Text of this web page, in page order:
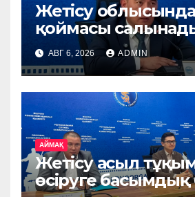
Жетісу облысында
қоймасы
АВГ 6, 2026 ADMIN
АЙМАҚ
Жетісу асыл
өсіруге басымдық